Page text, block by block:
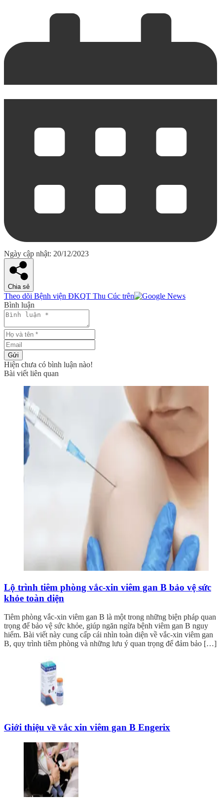
Ngày cập nhật: 20/12/2023
Chia sẻ
Theo dõi Bệnh viện ĐKQT Thu Cúc trên
Bình luận
Gửi
Hiện chưa có bình luận nào!
Bài viết liên quan
Lộ trình tiêm phòng vắc-xin viêm gan B bảo vệ sức
khỏe toàn diện
Tiêm phòng vắc-xin viêm gan B là một trong những biện pháp quan
trọng để bảo vệ sức khỏe, giúp ngăn ngừa bệnh viêm gan B nguy
hiểm. Bài viết này cung cấp cái nhìn toàn diện về vắc-xin viêm gan
B, quy trình tiêm phòng và những lưu ý quan trọng để đảm bảo […]
Giới thiệu về vắc xin viêm gan B Engerix